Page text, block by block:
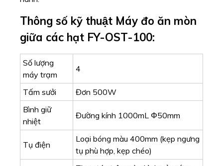
Phương thức
Thao tác trên màn hình cảm ứng,
hỗ trợ chuyển đổi giữa tiếng Trung
và tiếng Anh, điều chỉnh độ sáng
và có thể kết nối với máy tính để
hoạt động (tùy chọn)
Cơ sở dữ liệu
tùy chỉnh
Có thể lưu trữ 100 phương thức, hỗ
trợ nhập liệu tiếng Trung và tiếng
Phát hiện rò
Cảm biến rò rỉ (tùy chọn)
Làm mát bằng nước máy hoặc